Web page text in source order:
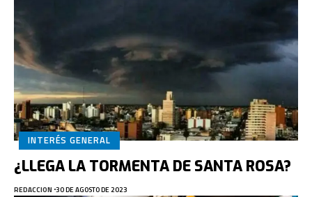
INTERÉS GENERAL
¿LLEGA LA TORMENTA DE SANTA ROSA?
REDACCION 30 DE AGOSTO DE 2023